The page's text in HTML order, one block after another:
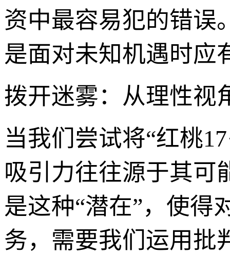
资中最容易犯的错误
是面对未知机遇时应
拨开迷雾：从理性视
当我们尝试将“红桃
吸引力往往源于其可
是这种“潜在”，使得
务，需要我们运用批